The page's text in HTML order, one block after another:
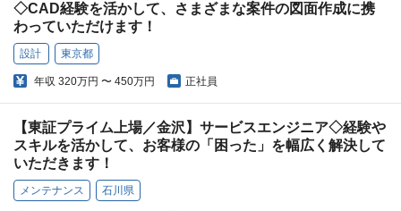
◇CAD経験を活かして、さまざまな案件の図面作成に携
わっていただけます！
設計 東京都
年収 320万円 〜 450万円 正社員
【東証プライム上場／金沢】サービスエンジニア◇経験や
スキルを活かして、お客様の「困った」を幅広く解決して
いただきます！
メンテナンス 石川県